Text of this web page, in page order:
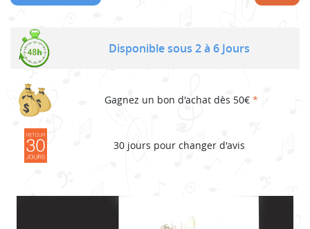
Disponible sous 2 à 6 Jours
Gagnez un bon d'achat dès 50€ *
30 jours pour changer d'avis